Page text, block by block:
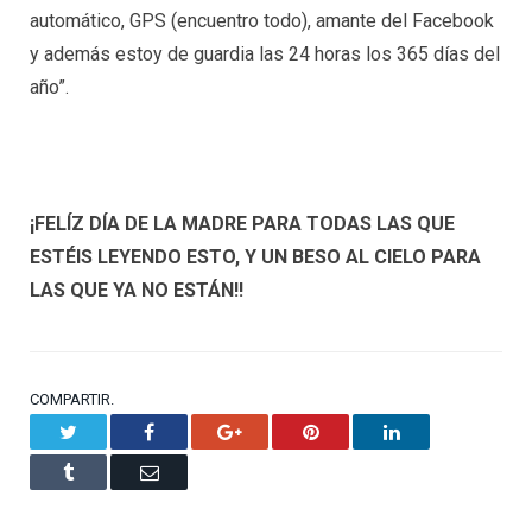
automático, GPS (encuentro todo), amante del Facebook
y además estoy de guardia las 24 horas los 365 días del
año”.
¡FELÍZ DÍA DE LA MADRE PARA TODAS LAS QUE
ESTÉIS LEYENDO ESTO, Y UN BESO AL CIELO PARA
LAS QUE YA NO ESTÁN!!
COMPARTIR.
Facebook Google+ Pinterest LinkedIn
Tumblr Email